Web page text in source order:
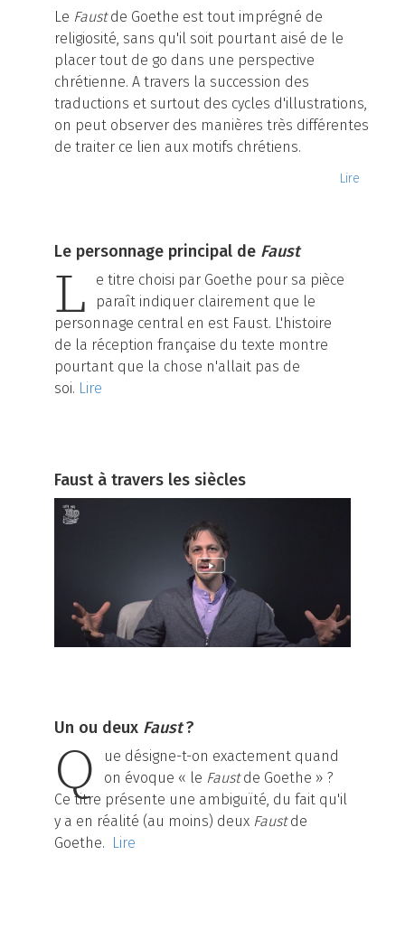
Le Faustde Goethe est tout imprégné de
religiosité, sans qu'il soit pourtant aisé de le
placer tout de go dans une perspective
chrétienne. A travers la succession des
traductions et surtout des cycles d'illustrations,
on peut observer des manières très différentes
de traiter ce lien aux motifs chrétiens.
Lire
Le personnage principal de Faust
L
e titre choisi par Goethe pour sa pièce
paraît indiquer clairement que le
personnage central en est Faust. L'histoire
de la réception française du texte montre
pourtant que la chose n'allait pas de
soi. Lire
Faust à travers les siècles
Un ou deux Faust?
Q
ue désigne-t-on exactement quand
on évoque « le Faustde Goethe » ?
Ce titre présente une ambiguïté, du fait qu'il
y a en réalité (au moins) deux Faustde
Goethe. Lire